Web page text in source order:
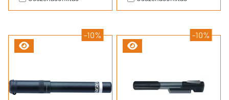
-10% -10%